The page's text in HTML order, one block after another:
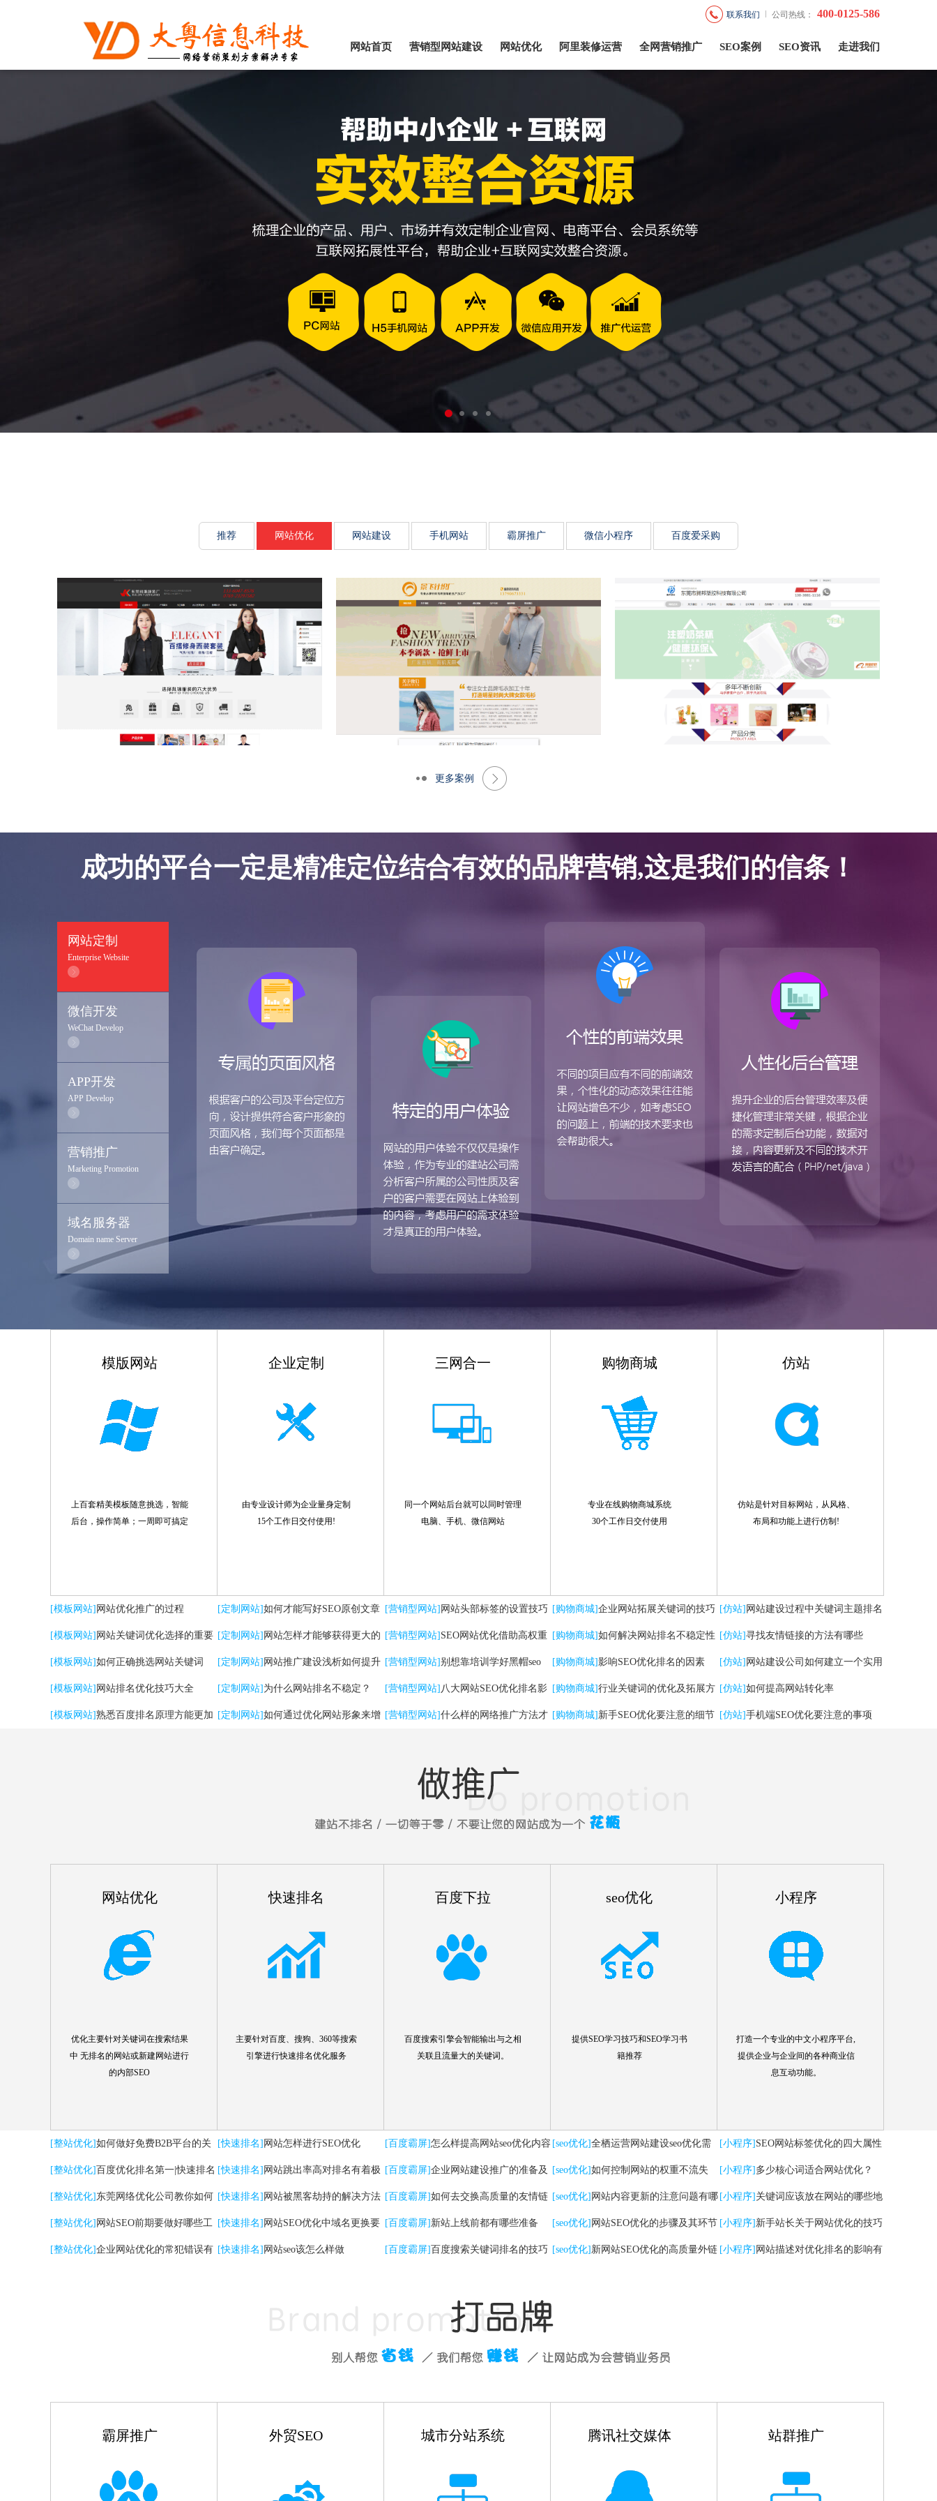
网站首页 营销型网站建设 网站优化 阿里装修运营 全网营销推广 SEO案例 SEO资讯 走进我们
联系我们 公司热线： 400-0125-586
推荐 网站优化 网站建设 手机网站 霸屏推广 微信小程序 百度爱采购
网站优化案例-大朗景飞针织厂
更多案例
成功的平台一定是精准定位结合有效的品牌营销,这是我们的信条！
网站定制
Enterprise Website
微信开发
WeChat Develop
APP开发
APP Develop
营销推广
Marketing Promotion
域名服务器
Domain name Server
模版网站
上百套精美模板随意挑选，智能
后台，操作简单；一周即可搞定
企业定制
由专业设计师为企业量身定制
15个工作日交付使用!
三网合一
同一个网站后台就可以同时管理
电脑、手机、微信网站
购物商城
专业在线购物商城系统
30个工作日交付使用
仿站
仿站是针对目标网站，从风格、
布局和功能上进行仿制!
[模板网站] 网站优化推广的过程
[模板网站] 网站关键词优化选择的重要
性
[模板网站]如何正确挑选网站关键词
[模板网站] 网站排名优化技巧大全
[模板网站]熟悉百度排名原理方能更加
[定制网站]如何才能写好SEO原创文章
[定制网站] 网站怎样才能够获得更大的
流量？
[定制网站] 网站推广建设浅析如何提升
用户体验
[定制网站] 为什么网站排名不稳定？
[定制网站]如何通过优化网站形象来增
[营销型网站] 网站头部标签的设置技巧
及优化方法
[营销型网站] SEO网站优化借助高权重
自媒体平台实现快速排名
[营销型网站]别想靠培训学好黑帽seo
[营销型网站] 八大网站SEO优化排名影
响因素
[营销型网站]什么样的网络推广方法才
[购物商城]企业网站拓展关键词的技巧
有哪些
[购物商城]如何解决网站排名不稳定性
[购物商城]影响SEO优化排名的因素
[购物商城]行业关键词的优化及拓展方
法
[购物商城] 新手SEO优化要注意的细节
[仿站] 网站建设过程中关键词主题排名
掉了，怎么办？
[仿站]寻找友情链接的方法有哪些
[仿站] 网站建设公司如何建立一个实用
的网站
[仿站]如何提高网站转化率
[仿站]手机端SEO优化要注意的事项
网站优化
优化主要针对关键词在搜索结果
中 无排名的网站或新建网站进行
的内部SEO
快速排名
主要针对百度、搜狗、360等搜索
引擎进行快速排名优化服务
百度下拉
百度搜索引擎会智能输出与之相
关联且流量大的关键词。
seo优化
提供SEO学习技巧和SEO学习书
籍推荐
小程序
打造一个专业的中文小程序平台,
提供企业与企业间的各种商业信
息互动功能。
[整站优化]如何做好免费B2B平台的关
键词优化推广
[整站优化]百度优化排名第一|快速排名
关键词|自然排名优化
[整站优化] 东莞网络优化公司教你如何
提升网站转化率
[整站优化] 网站SEO前期要做好哪些工
作
[整站优化]企业网站优化的常犯错误有
[快速排名] 网站怎样进行SEO优化
[快速排名] 网站跳出率高对排名有着极
高的影响
[快速排名] 网站被黑客劫持的解决方法
[快速排名] 网站SEO优化中域名更换要
点
[快速排名] 网站seo该怎么样做
[百度霸屏]怎么样提高网站seo优化内容
[百度霸屏]企业网站建设推广的准备及
检查工作
[百度霸屏]如何去交换高质量的友情链
接
[百度霸屏] 新站上线前都有哪些准备
[百度霸屏]百度搜索关键词排名的技巧
[seo优化]全栖运营网站建设seo优化需
要注意哪些问题
[seo优化]如何控制网站的权重不流失
[seo优化] 网站内容更新的注意问题有哪
些
[seo优化] 网站SEO优化的步骤及其环节
有哪些
[seo优化] 新网站SEO优化的高质量外链
[小程序] SEO网站标签优化的四大属性
分析
[小程序] 多少核心词适合网站优化？
[小程序] 关键词应该放在网站的哪些地
方
[小程序] 新手站长关于网站优化的技巧
有哪些
[小程序] 网站描述对优化排名的影响有
霸屏推广 外贸SEO 城市分站系统 腾讯社交媒体 站群推广